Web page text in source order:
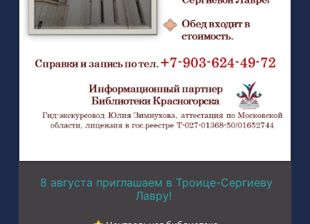
8 августа приглашаем в Троице-Сергиеву
Лавру!